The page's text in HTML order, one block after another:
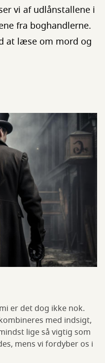
vi af udlånstallene i
fra boghandlerne.
at læse om mord og
er det dog ikke nok.
med indsigt,
lige så vigtig som
mens vi fordyber os i